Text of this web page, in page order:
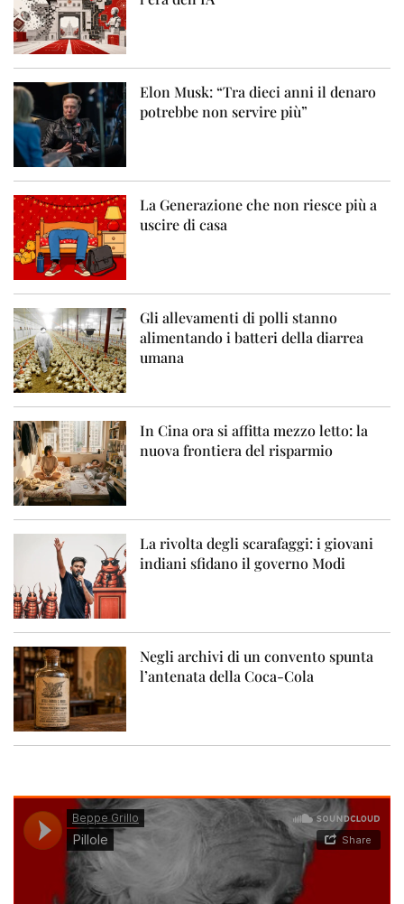
Elon Musk: “Tra dieci anni il denaro
potrebbe non servire più”
La Generazione che non riesce più a
uscire di casa
Gli allevamenti di polli stanno
alimentando i batteri della diarrea
umana
In Cina ora si affitta mezzo letto: la
nuova frontiera del risparmio
La rivolta degli scarafaggi: i giovani
indiani sfidano il governo Modi
Negli archivi di un convento spunta
l’antenata della Coca-Cola